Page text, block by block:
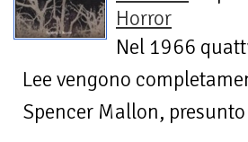
Horror
Nel 1966
Lee vengono
Spencer Mallon,